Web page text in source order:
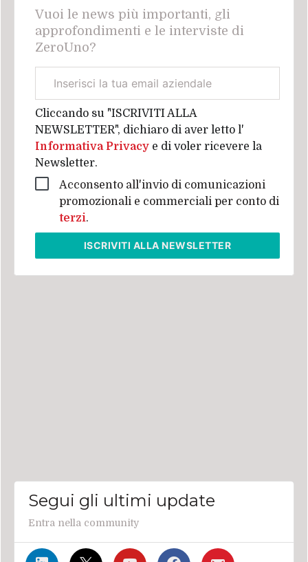
Vuoi le news più importanti, gli
approfondimenti e le interviste di
ZeroUno?
aziendale
Cliccando su "ISCRIVITI ALLA
NEWSLETTER", dichiaro di aver letto l'
Informativa Privacy e di voler ricevere la
Newsletter.
Acconsento all'invio di comunicazioni
promozionali e commerciali per conto di
terzi.
ISCRIVITI ALLA NEWSLETTER
Segui gli ultimi update
Entra nella community